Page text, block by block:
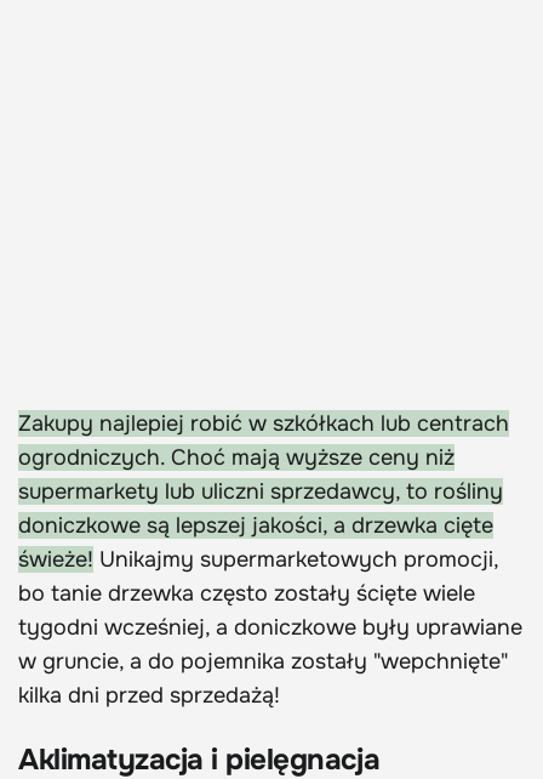
Zakupy najlepiej robić w szkółkach lub centrach
ogrodniczych. Choć mają wyższe ceny niż
supermarkety lub uliczni sprzedawcy, to rośliny
doniczkowe są lepszej jakości, a drzewka cięte
świeże! Unikajmy supermarketowych promocji,
bo tanie drzewka często zostały ścięte wiele
tygodni wcześniej, a doniczkowe były uprawiane
w gruncie, a do pojemnika zostały "wepchnięte"
kilka dni przed sprzedażą!
Aklimatyzacja i pielęgnacja